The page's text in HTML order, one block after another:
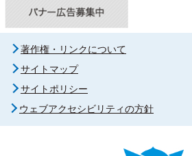
著作権・リンクについて
サイトマップ
サイトポリシー
ウェブアクセシビリティの方針